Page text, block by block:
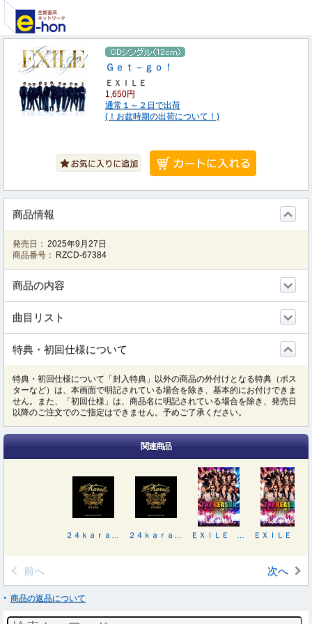
Ｇｅｔ－ｇｏ！
ＥＸＩＬＥ
1,650円
通常１～２日で出荷
(！お盆時期の出荷について！)
商品情報
発売日： 2025年9月27日
商品番号：
RZCD-67384
商品の内容
曲目リスト
特典・初回仕様について
特典・初回仕様について「封入特典」以外の商品の外付けとなる特典（ポス
ターなど）は、本画面で明記されている場合を除き、基本的にお付けできま
せん。また、「初回仕様」は、商品名に明記されている場合を除き、発売日
以降のご注文でのご指定はできません。予めご了承ください。
関連商品
前へ 次へ
商品の返品について